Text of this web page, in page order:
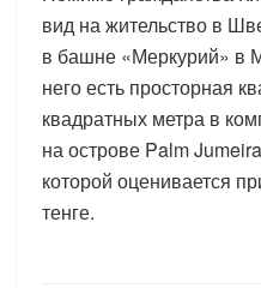
вид на жительство в
в башне «Меркурий» в
него есть просторная
квадратных метра в
на острове Palm
которой оценивается
тенге.